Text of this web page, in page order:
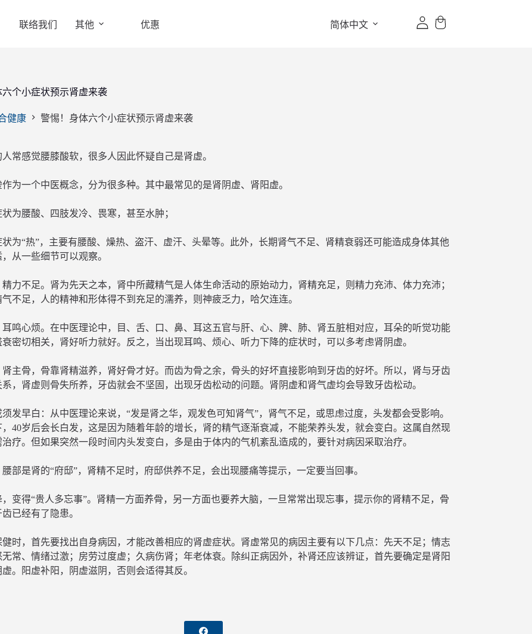
联络我们 其他 优惠 简体中文
个小症状预示肾虚来袭
健康 警惕！身体六个小症状预示肾虚来袭
人常感觉腰膝酸软，很多人因此怀疑自己是肾虚。
为一个中医概念，分为很多种。其中最常见的是肾阴虚、肾阳虚。
为腰酸、四肢发冷、畏寒，甚至水肿；
状为“热”，主要有腰酸、燥热、盗汗、虚汗、头晕等。此外，长期肾气不足、肾精衰弱还可能造成身体其他
从一些细节可以观察。
力不足。肾为先天之本，肾中所藏精气是人体生命活动的原始动力，肾精充足，则精力充沛、体力充沛；
不足，人的精神和形体得不到充足的濡养，则神疲乏力，哈欠连连。
耳鸣心烦。在中医理论中，目、舌、口、鼻、耳这五官与肝、心、脾、肺、肾五脏相对应，耳朵的听觉功能
密切相关，肾好听力就好。反之，当出现耳鸣、烦心、听力下降的症状时，可以多考虑肾阴虚。
肾主骨，骨靠肾精滋养，肾好骨才好。而齿为骨之余，骨头的好坏直接影响到牙齿的好坏。所以，肾与牙齿
，肾虚则骨失所养，牙齿就会不坚固，出现牙齿松动的问题。肾阴虚和肾气虚均会导致牙齿松动。
发早白：从中医理论来说，“发是肾之华，观发色可知肾气”，肾气不足，或思虑过度，头发都会受影响。
，40岁后会长白发，这是因为随着年龄的增长，肾的精气逐渐衰减，不能荣养头发，就会变白。这属自然现
疗。但如果突然一段时间内头发变白，多是由于体内的气机紊乱造成的，要针对病因采取治疗。
部是肾的“府邸”，肾精不足时，府邸供养不足，会出现腰痛等提示，一定要当回事。
变得“贵人多忘事”。肾精一方面养骨，另一方面也要养大脑，一旦常常出现忘事，提示你的肾精不足，骨
已经有了隐患。
健时，首先要找出自身病因，才能改善相应的肾虚症状。肾虚常见的病因主要有以下几点：先天不足；情志
常、情绪过激；房劳过度虚；久病伤肾；年老体衰。除纠正病因外，补肾还应该辨证，首先要确定是肾阳
。阳虚补阳，阴虚滋阴，否则会适得其反。